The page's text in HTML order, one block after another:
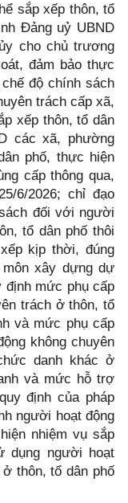
sắp xếp thôn, tổ
Đảng uỷ UBND
cho chủ trương
đảm bảo thực
độ chính sách
trách cấp xã,
xếp thôn, tổ dân
các xã, phường
phố, thực hiện
cấp thông qua,
6/2026; chỉ đạo
đối với người
tổ dân phố thôi
kịp thời, đúng
xây dựng dự
định mức phụ cấp
trách ở thôn, tổ
và mức phụ cấp
không chuyên
danh khác ở
và mức hỗ trợ
định của pháp
người hoạt động
nhiệm vụ sắp
dụng người hoạt
thôn, tổ dân phố